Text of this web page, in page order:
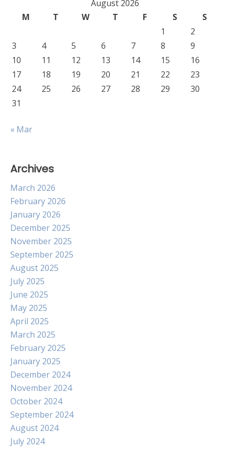
August 2026
M
T W T F S
S
1
2
3
4 5 6 7 8
9
10
11 12 13 14 15
16
17
18 19 20 21 22
23
24
25 26 27 28 29
30
31
« Mar
Archives
March 2026
February 2026
January 2026
December 2025
November 2025
September 2025
August 2025
July 2025
June 2025
May 2025
April 2025
March 2025
February 2025
January 2025
December 2024
November 2024
October 2024
September 2024
August 2024
July 2024